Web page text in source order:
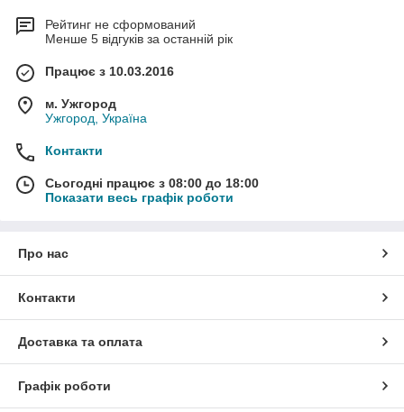
Рейтинг не сформований
Менше 5 відгуків за останній рік
Працює з 10.03.2016
м. Ужгород
Ужгород, Україна
Контакти
Сьогодні працює з 08:00 до 18:00
Показати весь графік роботи
Про нас
Контакти
Доставка та оплата
Графік роботи